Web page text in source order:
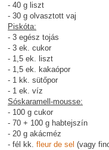
- 40 g liszt
- 30 g olvasztott vaj
Piskóta:
- 3 egész tojás
- 3 ek. cukor
- 1,5 ek. liszt
- 1,5 ek. kakaópor
- 1 kk. sütőpor
- 1 ek. víz
Sóskaramell-mousse:
- 100 g cukor
- 70 + 100 g habtejszín
- 20 g akácméz
- fél kk. fleur de sel (vagy